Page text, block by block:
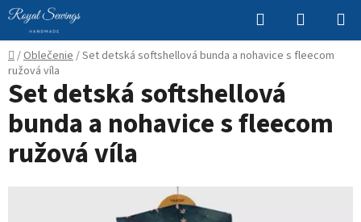
Prejsť
na
obsah
Hľadať
KOŠÍK
Domov
/Oblečenie/Set detská softshellová bunda a nohavice s fleecom
ružová víla
Set detská softshellová
bunda a nohavice s fleecom
ružová víla